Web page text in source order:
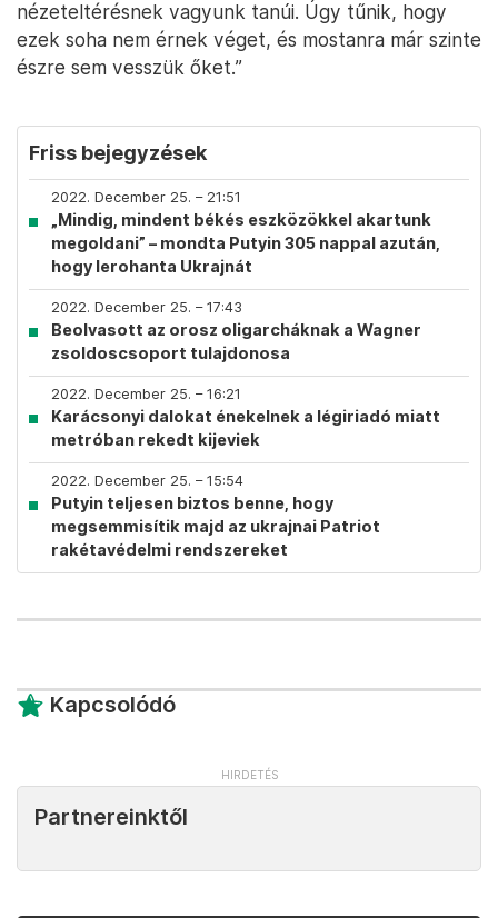
nézeteltérésnek vagyunk tanúi. Úgy tűnik, hogy
ezek soha nem érnek véget, és mostanra már szinte
észre sem vesszük őket.”
Friss bejegyzések
2022. December 25. – 21:51
„Mindig, mindent békés eszközökkel akartunk
megoldani” – mondta Putyin 305 nappal azután,
hogy lerohanta Ukrajnát
2022. December 25. – 17:43
Beolvasott az orosz oligarcháknak a Wagner
zsoldoscsoport tulajdonosa
2022. December 25. – 16:21
Karácsonyi dalokat énekelnek a légiriadó miatt
metróban rekedt kijeviek
2022. December 25. – 15:54
Putyin teljesen biztos benne, hogy
megsemmisítik majd az ukrajnai Patriot
rakétavédelmi rendszereket
Kapcsolódó
Partnereinktől